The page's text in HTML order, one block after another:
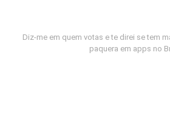
Diz-me em quem votas e te direi se tem
paquera em apps no